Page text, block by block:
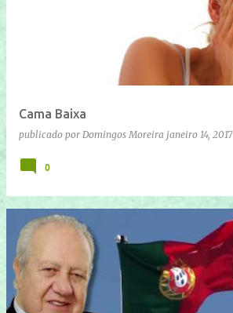
Cama Baixa
publicado por Domingos Moreira janeiro 14, 2017
0